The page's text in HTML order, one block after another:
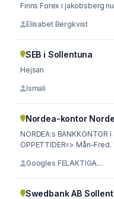
Finns Forex i
Elisabet Bergkvist
SEB i Sollentuna
Hejsan
Ismali
Nordea-kontor
NORDEA:s BANKKONTOR
Googles FELAKTIGA...
Swedbank AB